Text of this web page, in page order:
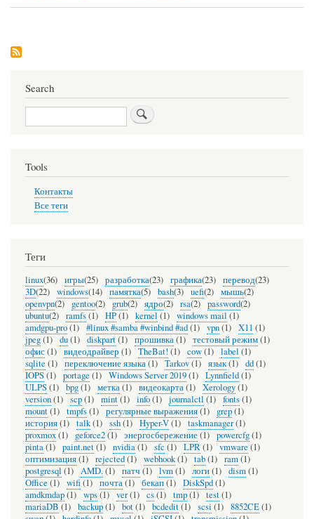
Search
Search
Tools
Контакты
Все теги
Теги
linux(36) игры(25) разработка(23) графика(23) перевод(23)
3D(22) windows(14) памятка(5) bash(3) uefi(2) мышь(2)
openvpn(2) gentoo(2) grub(2) ядро(2) rsa(2) password(2)
ubuntu(2) ramfs(1) HP(1) kernel (1) windows mail (1)
amdgpu-pro(1) #linux #samba #winbind #ad(1) vpn(1) X11 (1)
jpeg(1) du(1) diskpart(1) прошивка(1) тестовый режим(1)
офис(1) видеодрайвер (1) TheBat! (1) cow(1) label (1)
sqlite (1) переключение языка(1) Tarkov(1) язык(1) dd(1)
IOPS(1) portage (1) Windows Server 2019(1) Lynnfield(1)
ULPS(1) bpg(1) метка(1) видеокарта(1) Xerology(1)
version(1) scp(1) mint(1) info(1) journalctl (1) fonts(1)
mount(1) tmpfs(1) регулярные выражения(1) grep(1)
история(1) talk(1) ssh(1) Hyper-V(1) taskmanager(1)
proxmox(1) geforce2(1) энергосбережение(1) powercfg(1)
pinta(1) paint.net(1) nvidia(1) sfc (1) LPR(1) vmware (1)
оптимизация(1) rejected(1) webhook(1) tab(1) ram(1)
postgresql (1) AMD.(1) патч (1) lvm(1) логи(1) dism(1)
Office (1) wifi(1) почта(1) бекап(1) DiskSpd(1)
amdkmdap(1) wps(1) ver(1) cs(1) tmp(1) test(1)
mariaDB (1) backup(1) bot(1) bcdedit(1) scsi (1) 8852CE(1)